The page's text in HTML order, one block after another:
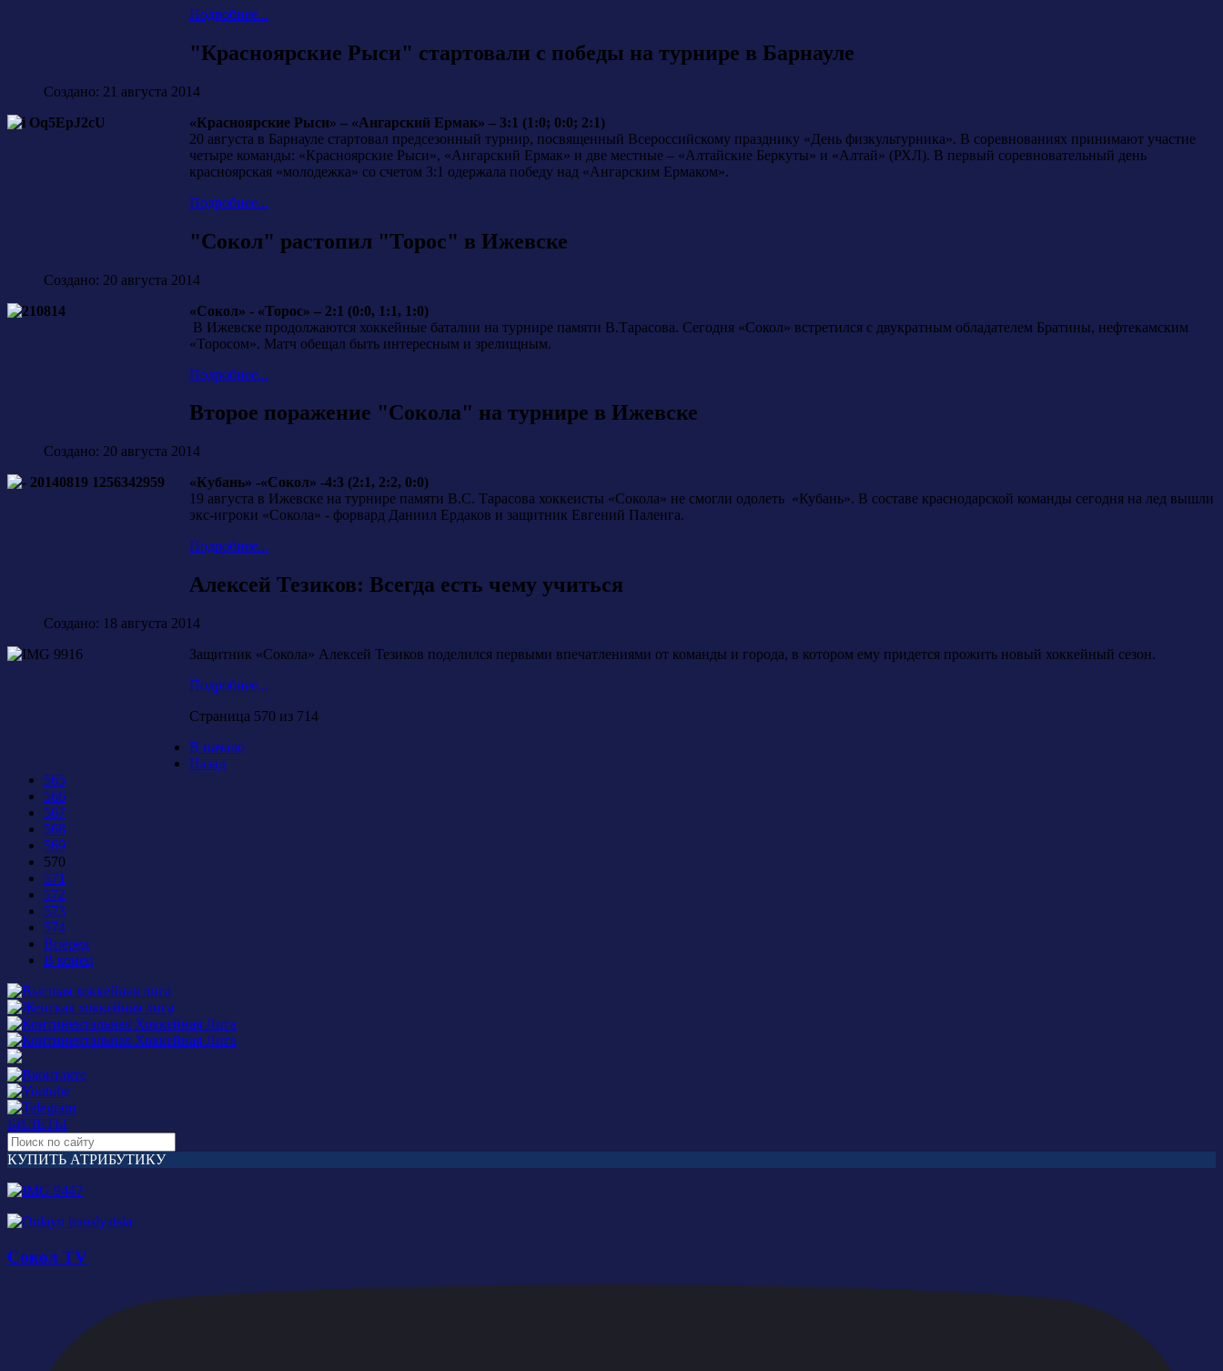
Подробнее...
"Красноярские Рыси" стартовали с победы на турнире в Барнауле
Создано: 21 августа 2014
«Красноярские Рыси» – «Ангарский Ермак» – 3:1 (1:0; 0:0; 2:1)
20 августа в Барнауле стартовал предсезонный турнир, посвященный Всероссийскому празднику «День физкультурника». В соревнованиях принимают участие
четыре команды: «Красноярские Рыси», «Ангарский Ермак» и две местные – «Алтайские Беркуты» и «Алтай» (РХЛ). В первый соревновательный день
красноярская «молодежка» со счетом 3:1 одержала победу над «Ангарским Ермаком».
Подробнее...
"Сокол" растопил "Торос" в Ижевске
Создано: 20 августа 2014
«Сокол» - «Торос» – 2:1 (0:0, 1:1, 1:0)
В Ижевске продолжаются хоккейные баталии на турнире памяти В.Тарасова. Сегодня «Сокол» встретился с двукратным обладателем Братины, нефтекамским
«Торосом». Матч обещал быть интересным и зрелищным.
Подробнее...
Второе поражение "Сокола" на турнире в Ижевске
Создано: 20 августа 2014
«Кубань» -«Сокол» -4:3 (2:1, 2:2, 0:0)
19 августа в Ижевске на турнире памяти В.С. Тарасова хоккеисты «Сокола» не смогли одолеть «Кубань». В составе краснодарской команды сегодня на лед вышли
экс-игроки «Сокола» - форвард Даниил Ердаков и защитник Евгений Паленга.
Подробнее...
Алексей Тезиков: Всегда есть чему учиться
Создано: 18 августа 2014
Защитник «Сокола» Алексей Тезиков поделился первыми впечатлениями от команды и города, в котором ему придется прожить новый хоккейный сезон.
Подробнее...
Страница 570 из 714
В начало
Назад
565
566
567
568
569
570
571
572
573
574
Вперед
В конец
БИЛЕТЫ
КУПИТЬ АТРИБУТИКУ
Сокол TV